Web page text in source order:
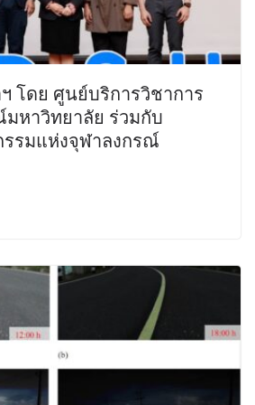
โดย ศูนย์บริการวิชาการ
หาวิทยาลัย ร่วมกับ
รมแห่งจุฬาลงกรณ์